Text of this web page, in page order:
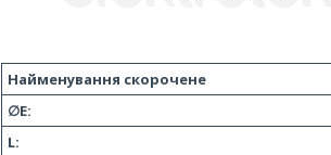
Найменування скорочене
∅E:
L: